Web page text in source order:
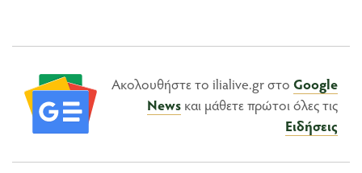
Ακολουθήστε το ilialive.gr στο Google
News και μάθετε πρώτοι όλες τις
Ειδήσεις